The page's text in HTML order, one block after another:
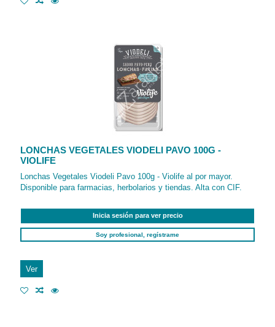
LONCHAS VEGETALES VIODELI PAVO 100G -
VIOLIFE
Lonchas Vegetales Viodeli Pavo 100g - Violife al por mayor.
Disponible para farmacias, herbolarios y tiendas. Alta con CIF.
Inicia sesión para ver precio
Soy profesional, regístrame
Ver